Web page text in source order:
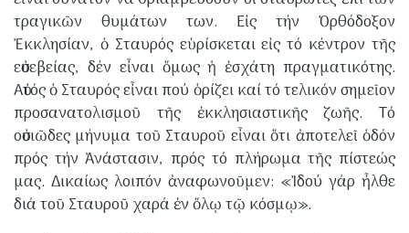
τραγικῶν θυμάτων των. Εἰς τήν Ὀρθόδοξον
Ἐκκλησίαν, ὁ Σταυρός εὑρίσκεται εἰς τό κέντρον τῆς
εὐσεβείας, δέν εἶναι ὅμως ἡ ἐσχάτη πραγματικότης.
Αὐτός ὁ Σταυρός εἶναι πού ὁρίζει καί τό τελικόν σημεῖον
προσανατολισμοῦ τῆς ἐκκλησιαστικῆς ζωῆς. Τό
οὐσιῶδες μήνυμα τοῦ Σταυροῦ εἶναι ὅτι ἀποτελεῖ ὁδόν
πρός τήν Ἀνάστασιν, πρός τό πλήρωμα τῆς πίστεώς
μας. Δικαίως λοιπόν ἀναφωνοῦμεν: «Ἰδού γάρ ἦλθε
διά τοῦ Σταυροῦ χαρά ἐν ὅλῳ τῷ κόσμῳ».